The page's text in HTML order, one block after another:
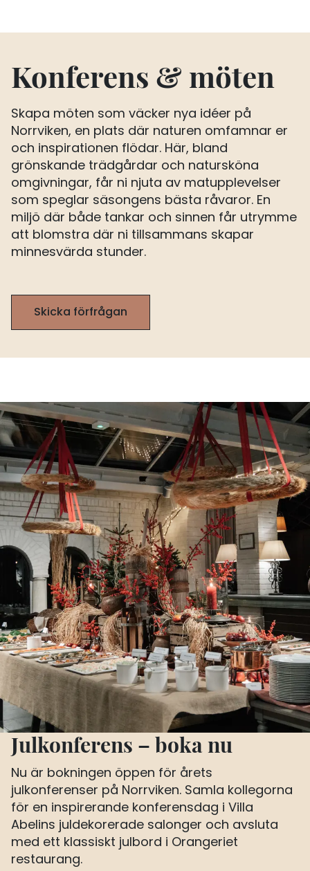
Konferens & möten
Skapa möten som väcker nya idéer på
Norrviken, en plats där naturen omfamnar er
och inspirationen flödar. Här, bland
grönskande trädgårdar och natursköna
omgivningar, får ni njuta av matupplevelser
som speglar säsongens bästa råvaror. En
miljö där både tankar och sinnen får utrymme
att blomstra där ni tillsammans skapar
minnesvärda stunder.
Skicka förfrågan
Julkonferens – boka nu
Nu är bokningen öppen för årets
julkonferenser på Norrviken. Samla kollegorna
för en inspirerande konferensdag i Villa
Abelins juldekorerade salonger och avsluta
med ett klassiskt julbord i Orangeriet
restaurang.